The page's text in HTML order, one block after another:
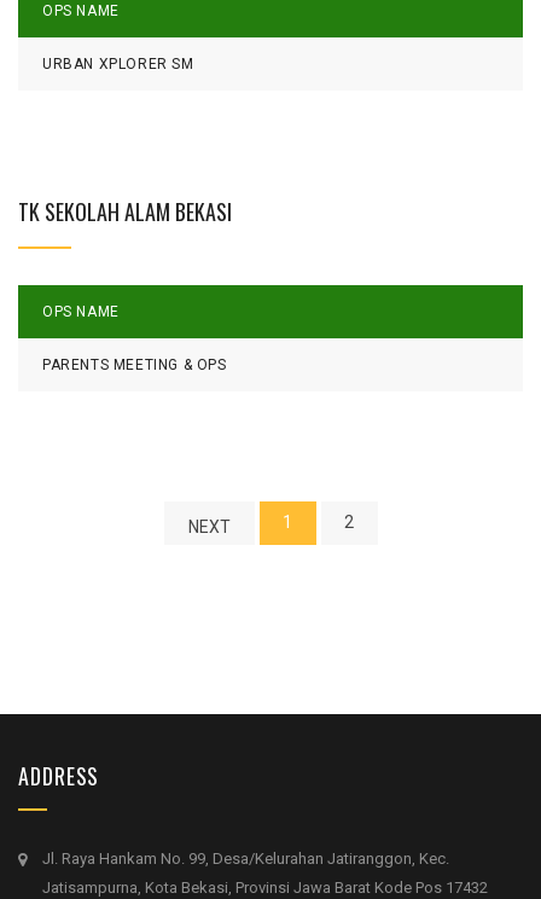
OPS NAME
URBAN XPLORER SM
TK SEKOLAH ALAM BEKASI
OPS NAME
PARENTS MEETING & OPS
NEXT 1 2
ADDRESS
Jl. Raya Hankam No. 99, Desa/Kelurahan Jatiranggon, Kec.
Jatisampurna, Kota Bekasi, Provinsi Jawa Barat Kode Pos 17432